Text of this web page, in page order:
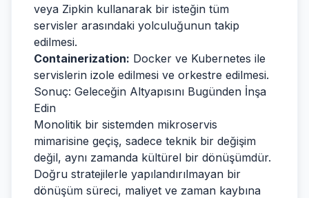
veya Zipkin kullanarak bir isteğin tüm
servisler arasındaki yolculuğunun takip
edilmesi.
Containerization: Docker ve Kubernetes ile
servislerin izole edilmesi ve orkestre edilmesi.
Sonuç: Geleceğin Altyapısını Bugünden İnşa
Edin
Monolitik bir sistemden mikroservis
mimarisine geçiş, sadece teknik bir değişim
değil, aynı zamanda kültürel bir dönüşümdür.
Doğru stratejilerle yapılandırılmayan bir
dönüşüm süreci, maliyet ve zaman kaybına